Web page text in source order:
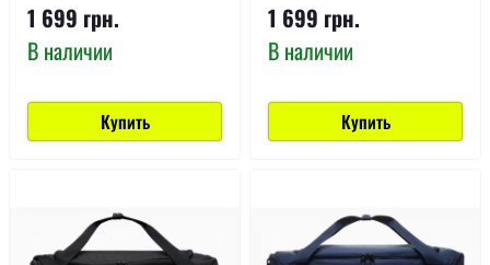
1 699 грн.
В наличии
Купить
1 699 грн.
В наличии
Купить